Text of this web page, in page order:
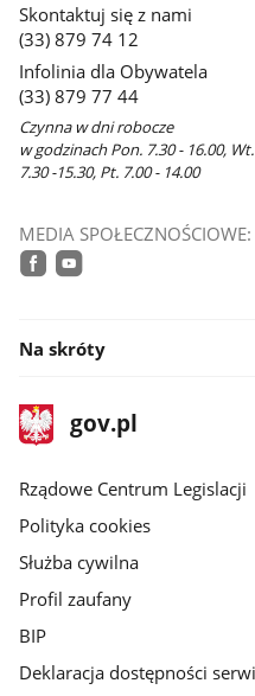
nowym
Skontaktuj się z nami
(33) 879 74 12
Infolinia dla Obywatela
(33) 879 77 44
Czynna w dni robocze
w godzinach Pon. 7.30 - 16.00,
7.30 -15.30, Pt. 7.00 - 14.00
MEDIA SPOŁECZNOŚCIOWE:
Na skróty
stopka
gov.plStrona
gov.pl
Rządowe Centrum Legislacji
Polityka cookies
Służba cywilna
Profil zaufany
BIP
Deklaracja dostępności